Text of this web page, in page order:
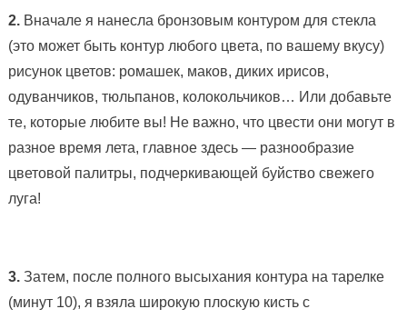
2.Вначале я нанесла бронзовым контуром для стекла
(это может быть контур любого цвета, по вашему вкусу)
рисунок цветов: ромашек, маков, диких ирисов,
одуванчиков, тюльпанов, колокольчиков… Или добавьте
те, которые любите вы! Не важно, что цвести они могут в
разное время лета, главное здесь — разнообразие
цветовой палитры, подчеркивающей буйство свежего
луга!
3.Затем, после полного высыхания контура на тарелке
(минут 10), я взяла широкую плоскую кисть с